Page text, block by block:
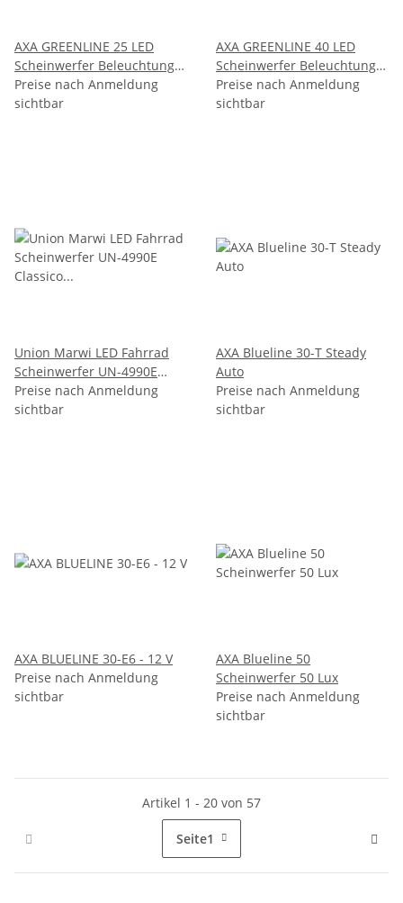
AXA GREENLINE 25 LED
Scheinwerfer Beleuchtung -
Vorne & hinten - 25 LUX -
StVZO
Preise nach Anmeldung
sichtbar
AXA GREENLINE 40 LED
Scheinwerfer Beleuchtung -
Vorne & hinten - 40 LUX -
StVZO
Preise nach Anmeldung
sichtbar
Union Marwi LED Fahrrad
Scheinwerfer UN-4990E
Classico E-Bike Ebike
Beleuchtung 30 Lux
Preise nach Anmeldung
sichtbar
AXA Blueline 30-T Steady
Auto
Preise nach Anmeldung
sichtbar
AXA BLUELINE 30-E6 - 12 V
Preise nach Anmeldung
sichtbar
AXA Blueline 50
Scheinwerfer 50 Lux
Preise nach Anmeldung
sichtbar
Artikel 1 - 20 von 57
Seite1